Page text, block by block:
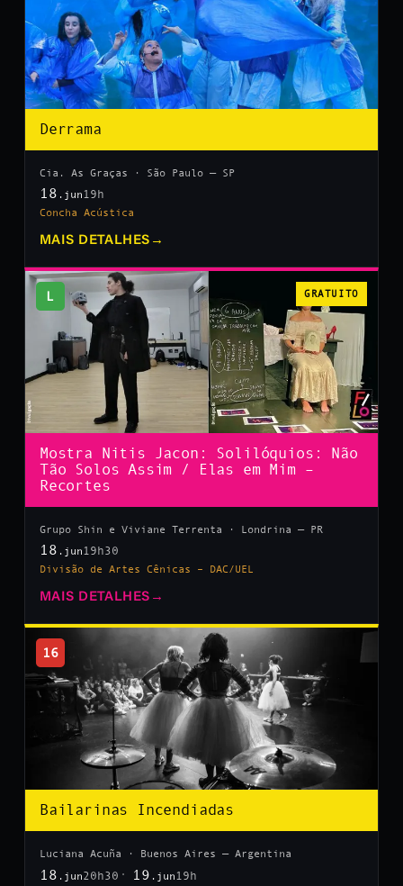
Derrama
Cia. As Graças · São Paulo — SP
18 .jun 19h
Concha Acústica
MAIS DETALHES →
L GRATUITO
Mostra Nitis Jacon: Solilóquios: Não
Tão Solos Assim / Elas em Mim –
Recortes
Grupo Shin e Viviane Terrenta · Londrina — PR
18 .jun 19h30
Divisão de Artes Cênicas – DAC/UEL
MAIS DETALHES →
16
Bailarinas Incendiadas
Luciana Acuña · Buenos Aires — Argentina
18 .jun20h30 19 .jun 19h